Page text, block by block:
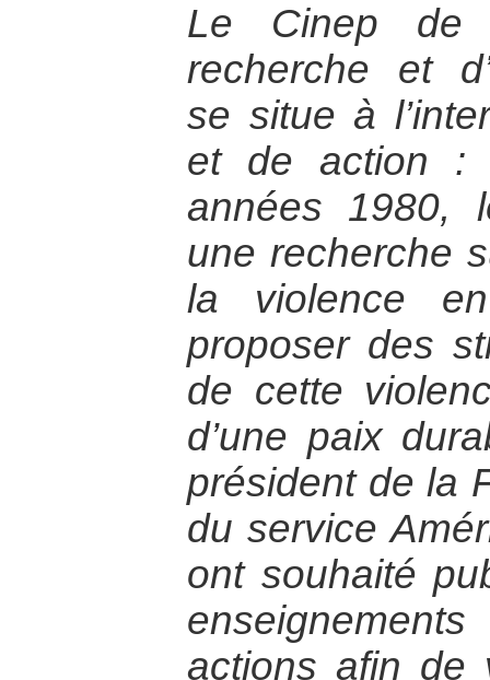
Le Cinep de
recherche et
se situe à
et de action :
années 1980,
une recherche
la violence
proposer des
de cette
d’une paix
président de la
du service
ont souhaité
actions afin de